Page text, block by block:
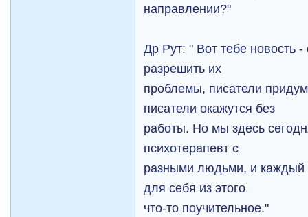
направлении?"
Др Рут: " Вот тебе новость
разрешить их
проблемы, писатели
писатели окажутся без
работы. Но мы здесь
психотерапевт с
разными людьми, и каждый
для себя из этого
что-то поучительное."